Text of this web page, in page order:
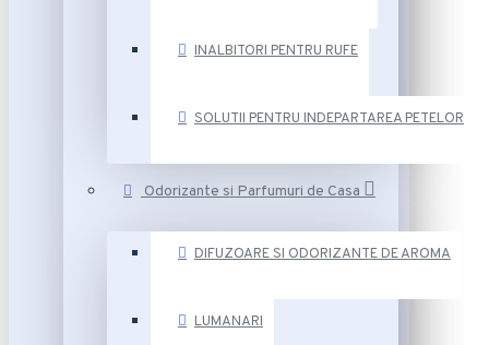
INALBITORI PENTRU RUFE
SOLUTII PENTRU INDEPARTAREA PETELOR
Odorizante si Parfumuri de Casa
DIFUZOARE SI ODORIZANTE DE AROMA
LUMANARI